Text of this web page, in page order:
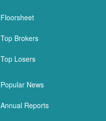
Floorsheet
Top Brokers
Top Losers
Popular News
Annual Reports